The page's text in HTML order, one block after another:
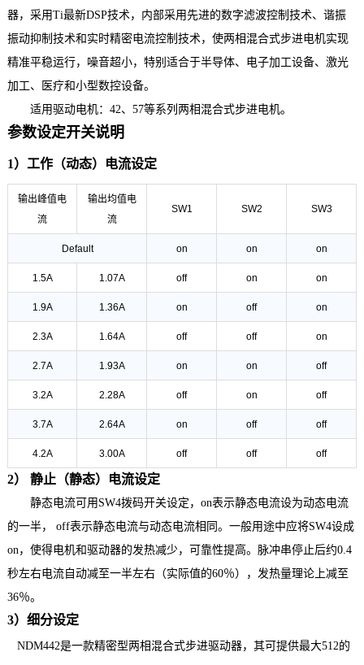
器，采用Ti最新DSP技术，内部采用先进的数字滤波控制技术、谐振
振动抑制技术和 实时精密电流控制技术，使两相混合式步进电机实现
精准平稳运行，噪音超小，特别适合于半导体、电子加工设备、激光
加工、医疗和小型数控设备。
适用驱动电机： 42、57等系列两相混合式步进电机。
参数设定开关说明
1）工作（动态）电流设定
输出峰值电
流
输出均值电
流
SW1 SW2 SW3
Default on on on
1.5A 1.07A off on on
1.9A 1.36A on off on
2.3A 1.64A off off on
2.7A 1.93A on on off
3.2A 2.28A off on off
3.7A 2.64A on off off
4.2A 3.00A off off off
2） 静止（静态）电流设定
静态电流可用 SW4拨码开关设定，on表示静态电流设为动态电流
的一半， off表示静态电流与动态电流相同。一般用途中应将SW4设成
on，使得电机和驱动器的发热减少，可靠性提高。脉冲串停止后约0.4
秒左右电流自动减至一半左右（实际值的60％），发热量理论上减至
36％。
3）细分设定
NDM442是一款精密型两相混合式步进驱动器，其可提供最大512的